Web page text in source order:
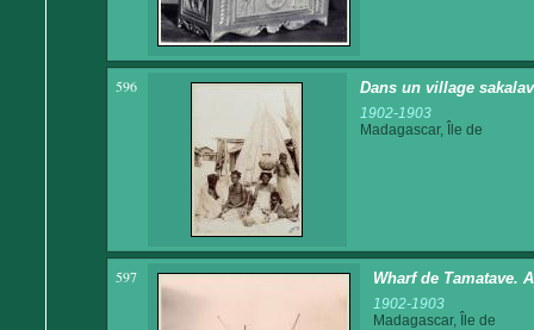
596 Dans un village
1902-1903
Madagascar, Île de
597 Wharf de Tamatave.
1902-1903
Madagascar, Île de